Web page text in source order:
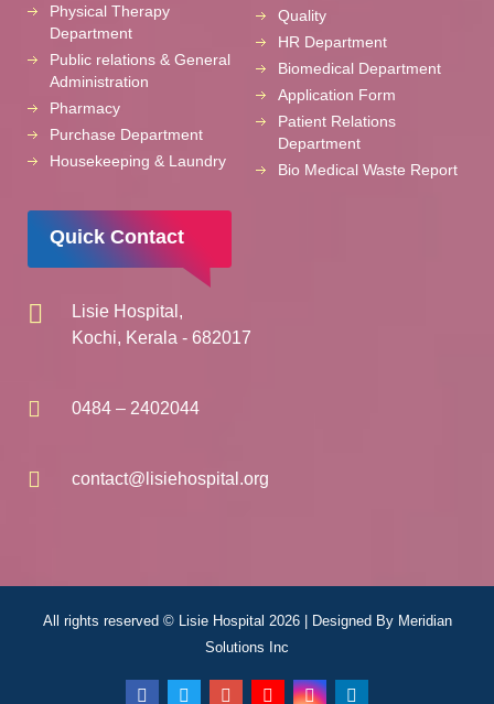
Physical Therapy
Department
Public relations & General
Administration
Pharmacy
Purchase Department
Housekeeping & Laundry
Quality
HR Department
Biomedical Department
Application Form
Patient Relations
Department
Bio Medical Waste Report
Quick Contact
Lisie Hospital,
Kochi, Kerala - 682017
0484 – 2402044
contact@lisiehospital.org
All rights reserved © Lisie Hospital 2026 | Designed By Meridian
Solutions Inc